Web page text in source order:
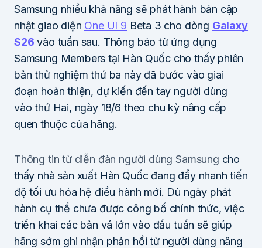
Samsung nhiều khả năng sẽ phát hành bản cập
nhật giao diện One UI 9 Beta 3 cho dòng Galaxy
S26 vào tuần sau. Thông báo từ ứng dụng
Samsung Members tại Hàn Quốc cho thấy phiên
bản thử nghiệm thứ ba này đã bước vào giai
đoạn hoàn thiện, dự kiến đến tay người dùng
vào thứ Hai, ngày 18/6 theo chu kỳ nâng cấp
quen thuộc của hãng.
Thông tin từ diễn đàn người dùng Samsung cho
thấy nhà sản xuất Hàn Quốc đang đẩy nhanh tiến
độ tối ưu hóa hệ điều hành mới. Dù ngày phát
hành cụ thể chưa được công bố chính thức, việc
triển khai các bản vá lớn vào đầu tuần sẽ giúp
hãng sớm ghi nhận phản hồi từ người dùng nâng